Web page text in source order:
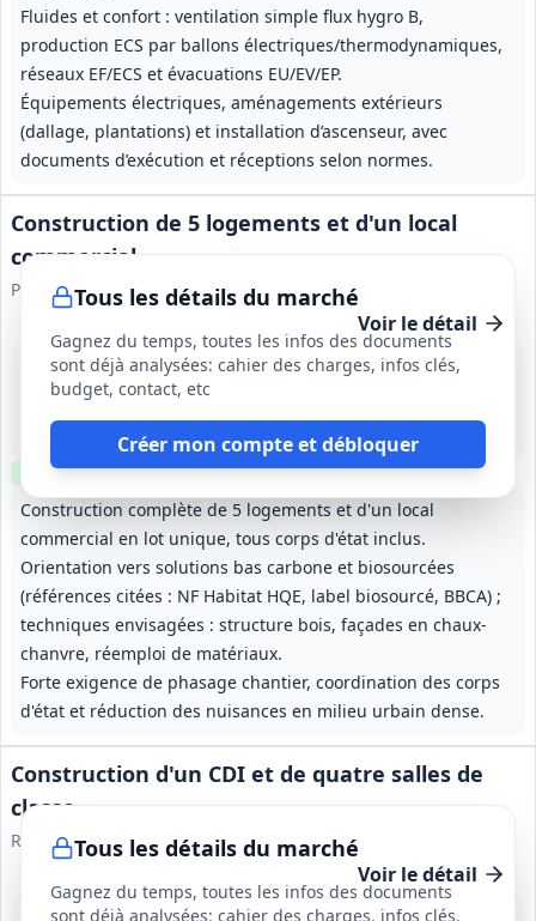
Fluides et confort : ventilation simple flux hygro B,
production ECS par ballons électriques/thermodynamiques,
réseaux EF/ECS et évacuations EU/EV/EP.
Équipements électriques, aménagements extérieurs
(dallage, plantations) et installation d’ascenseur, avec
documents d’exécution et réceptions selon normes.
Tous les détails du marché
Gagnez du temps, toutes les infos des documents
sont déjà analysées: cahier des charges, infos clés,
budget, contact, etc
Créer mon compte et débloquer
Construction de 5 logements et d'un local
commercial
Paris Habitat
Voir le détail
Construction complète de 5 logements et d'un local
commercial en lot unique, tous corps d'état inclus.
Orientation vers solutions bas carbone et biosourcées
(références citées : NF Habitat HQE, label biosourcé, BBCA) ;
techniques envisagées : structure bois, façades en chaux-
chanvre, réemploi de matériaux.
Forte exigence de phasage chantier, coordination des corps
d'état et réduction des nuisances en milieu urbain dense.
21 sept. 2026
Paris (75)
Non précisé
Clause environnementale Clause sociale
Tous les détails du marché
Gagnez du temps, toutes les infos des documents
sont déjà analysées: cahier des charges, infos clés,
Construction d'un CDI et de quatre salles de
classe
Région Île-de-France
Voir le détail